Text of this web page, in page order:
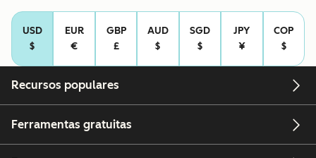
USD
$
EUR
€
GBP
£
AUD
$
SGD
$
JPY
¥
COP
$
Recursos populares
Ferramentas gratuitas